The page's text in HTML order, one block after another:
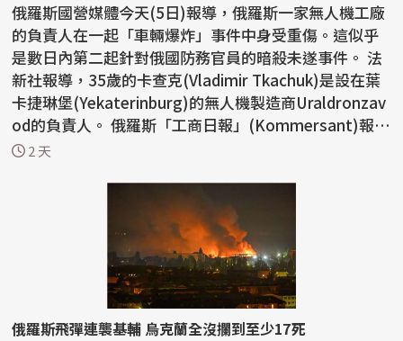
俄羅斯國營媒體今天(5日)報導，俄羅斯一家無人機工廠
的負責人在一起「車輛爆炸」事件中身受重傷。這似乎
是數日內第二起針對俄國防務官員的暗殺未遂事件。 法
新社報導，35歲的卡查克(Vladimir Tkachuk)是設在葉
卡捷琳堡(Yekaterinburg)的無人機製造商Uraldronzav
od的負責人。 俄羅斯「工商日報」(Kommersant)報
導，...
2 天
俄羅斯飛彈連襲基輔 烏克蘭全沒攔到至少17死